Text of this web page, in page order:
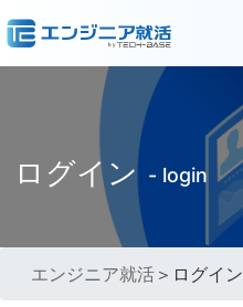
ログイン - login
エンジニア就活 ＞ログイン